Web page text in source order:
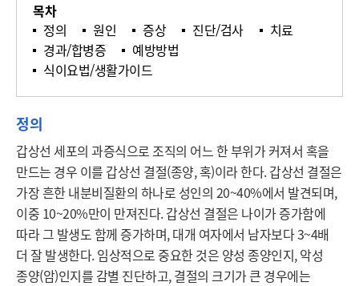
목차
정의
원인 증상 진단/검사
치료
경과/합병증
예방방법
식이요법/생활가이드
정의
갑상선 세포의 과증식으로 조직의 어느 한 부위가 커져서 혹을
만드는 경우 이를 갑상선 결절(종양, 혹)이라 한다. 갑상선 결절은
가장 흔한 내분비질환의 하나로 성인의 20~40%에서 발견되며,
이중 10~20%만이 만져진다. 갑상선 결절은 나이가 증가함에
따라 그 발생도 함께 증가하며, 대개 여자에서 남자보다 3~4배
더 잘 발생한다. 임상적으로 중요한 것은 양성 종양인지, 악성
종양(암)인지를 감별 진단하고, 결절의 크기가 큰 경우에는